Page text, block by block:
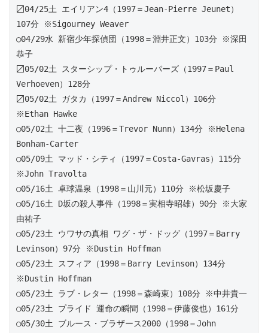
〼04/25土 エイリアン4（1997＝Jean-Pierre Jeunet）
107分 ※Sigourney Weaver
○04/29水 新宿少年探偵団（1998＝淵井正文）103分 ※深田
恭子
〼05/02土 スターシップ・トゥルーパーズ（1997＝Paul
Verhoeven）128分
〼05/02土 ガタカ（1997＝Andrew Niccol）106分
※Ethan Hawke
○05/02土 十二夜（1996＝Trevor Nunn）134分 ※Helena
Bonham-Carter
○05/09土 マッド・シティ（1997＝Costa-Gavras）115分
※John Travolta
○05/16土 卓球温泉（1998＝山川元）110分 ※松坂慶子
○05/16土 D坂の殺人事件（1998＝実相寺昭雄）90分 ※大家
由祐子
○05/23土 ウワサの真相 ワグ・ザ・ドッグ（1997＝Barry
Levinson）97分 ※Dustin Hoffman
○05/23土 スフィア（1998＝Barry Levinson）134分
※Dustin Hoffman
○05/23土 ラブ・レター（1998＝森崎東）108分 ※中井貴一
○05/23土 プライド 運命の瞬間（1998＝伊藤俊也）161分
○05/30土 ブルース・ブラザース2000（1998＝John